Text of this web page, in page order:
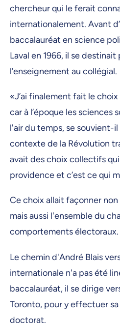
chercheur qui le ferait
internationalement. Avant
baccalauréat en science
Laval en 1966, il se
l’enseignement au collégial.
«J’ai finalement fait le
car à l’époque les sciences
l'air du temps, se souvient-
contexte de la Révolution
avait des choix collectifs
providence et c’est ce qui
Ce choix allait façonner
mais aussi l'ensemble du
comportements électoraux.
Le chemin d'André Blais
internationale n'a pas été
baccalauréat, il se dirige
Toronto, pour y effectuer
doctorat.